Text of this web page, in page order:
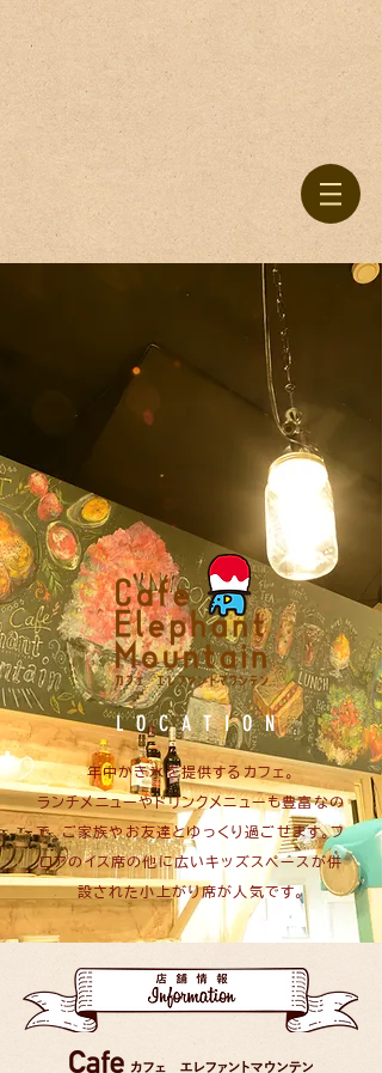
LOCATION
年中かき氷を提供するカフェ。
ランチメニューやドリンクメニューも豊富なの
で、ご家族やお友達とゆっくり過ごせます。フ
ロアのイス席の他に広いキッズスペースが併
設された小上がり席が人気です。